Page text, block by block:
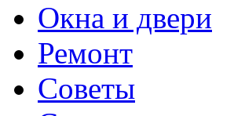
Окна и двери
Ремонт
Советы